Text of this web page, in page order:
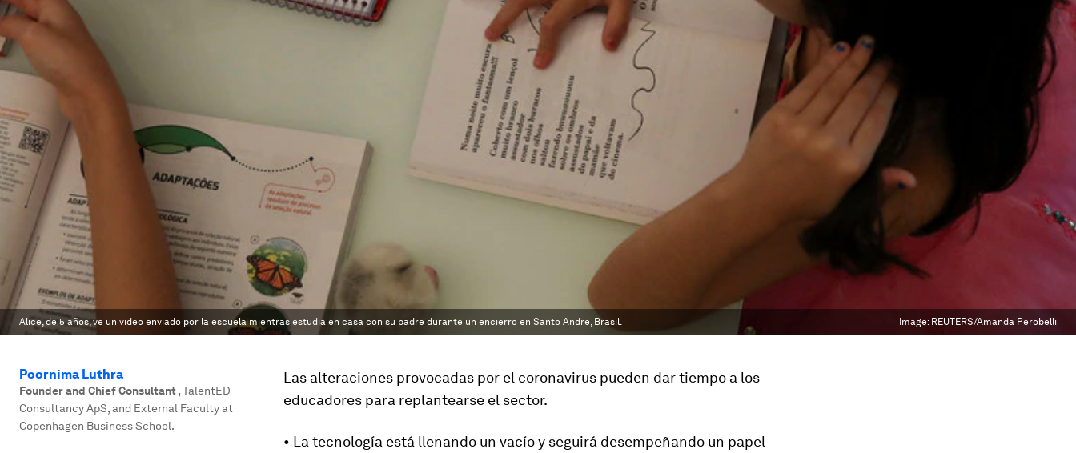
Alice, de 5 años, ve un video enviado por la escuela mientras estudia en casa con su padre durante un encierro en Santo Andre, Brasil. Image: REUTERS/Amanda Perobelli
Poornima Luthra
Founder and Chief Consultant,TalentED
Consultancy ApS, and External Faculty at
Copenhagen Business School.
Las alteraciones provocadas por el coronavirus pueden dar tiempo a los
educadores para replantearse el sector.
• La tecnología está llenando un vacío y seguirá desempeñando un papel